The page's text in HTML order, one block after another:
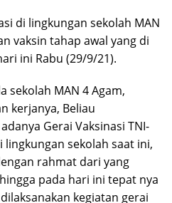
di lingkungan sekolah MAN
vaksin tahap awal yang di
ini Rabu (29/9/21).
sekolah MAN 4 Agam,
kerjanya, Beliau
Gerai Vaksinasi TNI-
lingkungan sekolah saat ini,
rahmat dari yang
pada hari ini tepat nya
kegiatan gerai